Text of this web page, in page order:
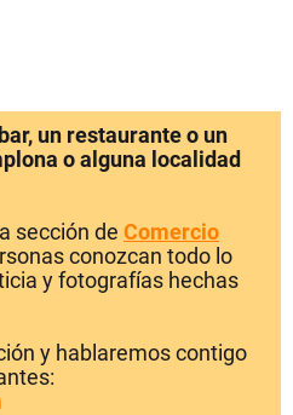
un restaurante o un
o alguna localidad
sección de Comercio
conozcan todo lo
y fotografías hechas
y hablaremos contigo